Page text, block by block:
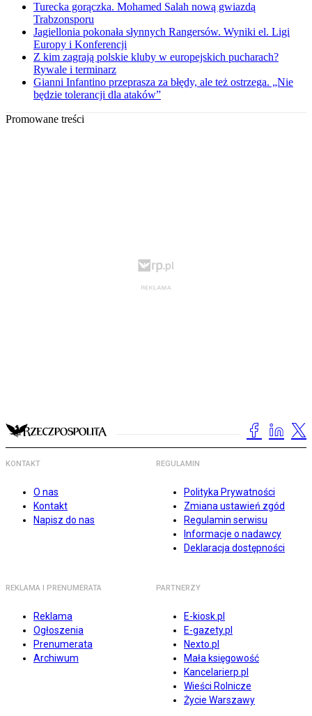
Turecka gorączka. Mohamed Salah nową gwiazdą
Trabzonsporu
Jagiellonia pokonała słynnych Rangersów. Wyniki el. Ligi
Europy i Konferencji
Z kim zagrają polskie kluby w europejskich pucharach?
Rywale i terminarz
Gianni Infantino przeprasza za błędy, ale też ostrzega. „Nie
będzie tolerancji dla ataków”
Promowane treści
KONTAKT
O nas
Kontakt
Napisz do nas
REGULAMIN
Polityka Prywatności
Zmiana ustawień zgód
Regulamin serwisu
Informacje o nadawcy
Deklaracja dostępności
REKLAMA I PRENUMERATA
Reklama
Ogłoszenia
Prenumerata
Archiwum
PARTNERZY
E-kiosk.pl
E-gazety.pl
Nexto.pl
Mała księgowość
Kancelarierp.pl
Wieści Rolnicze
Życie Warszawy